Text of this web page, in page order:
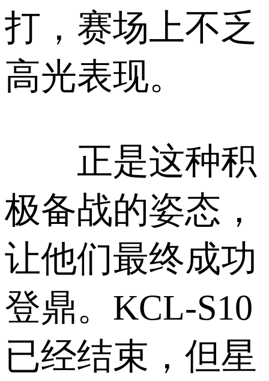
打，赛场上不乏
高光表现。
正是这种积
极备战的姿态，
让他们最终成功
登鼎。KCL-S10
已经结束，但星